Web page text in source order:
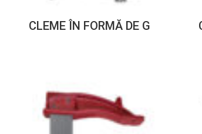
CLEME ÎN FORMĂ DE G